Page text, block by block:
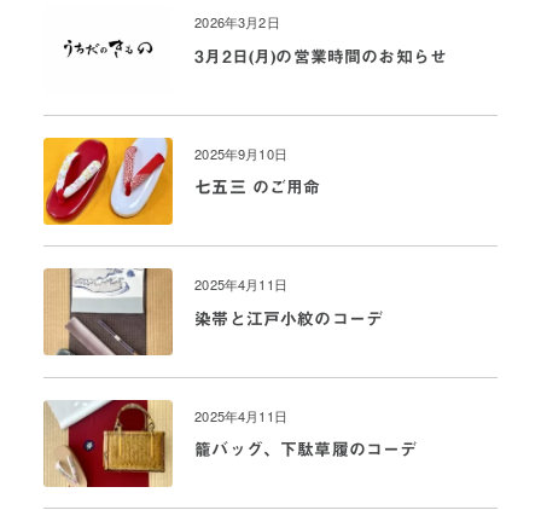
2026年3月2日
3月2日(月)の営業時間のお知らせ
2025年9月10日
七五三 のご用命
2025年4月11日
染帯と江戸小紋のコーデ
2025年4月11日
籠バッグ、下駄草履のコーデ